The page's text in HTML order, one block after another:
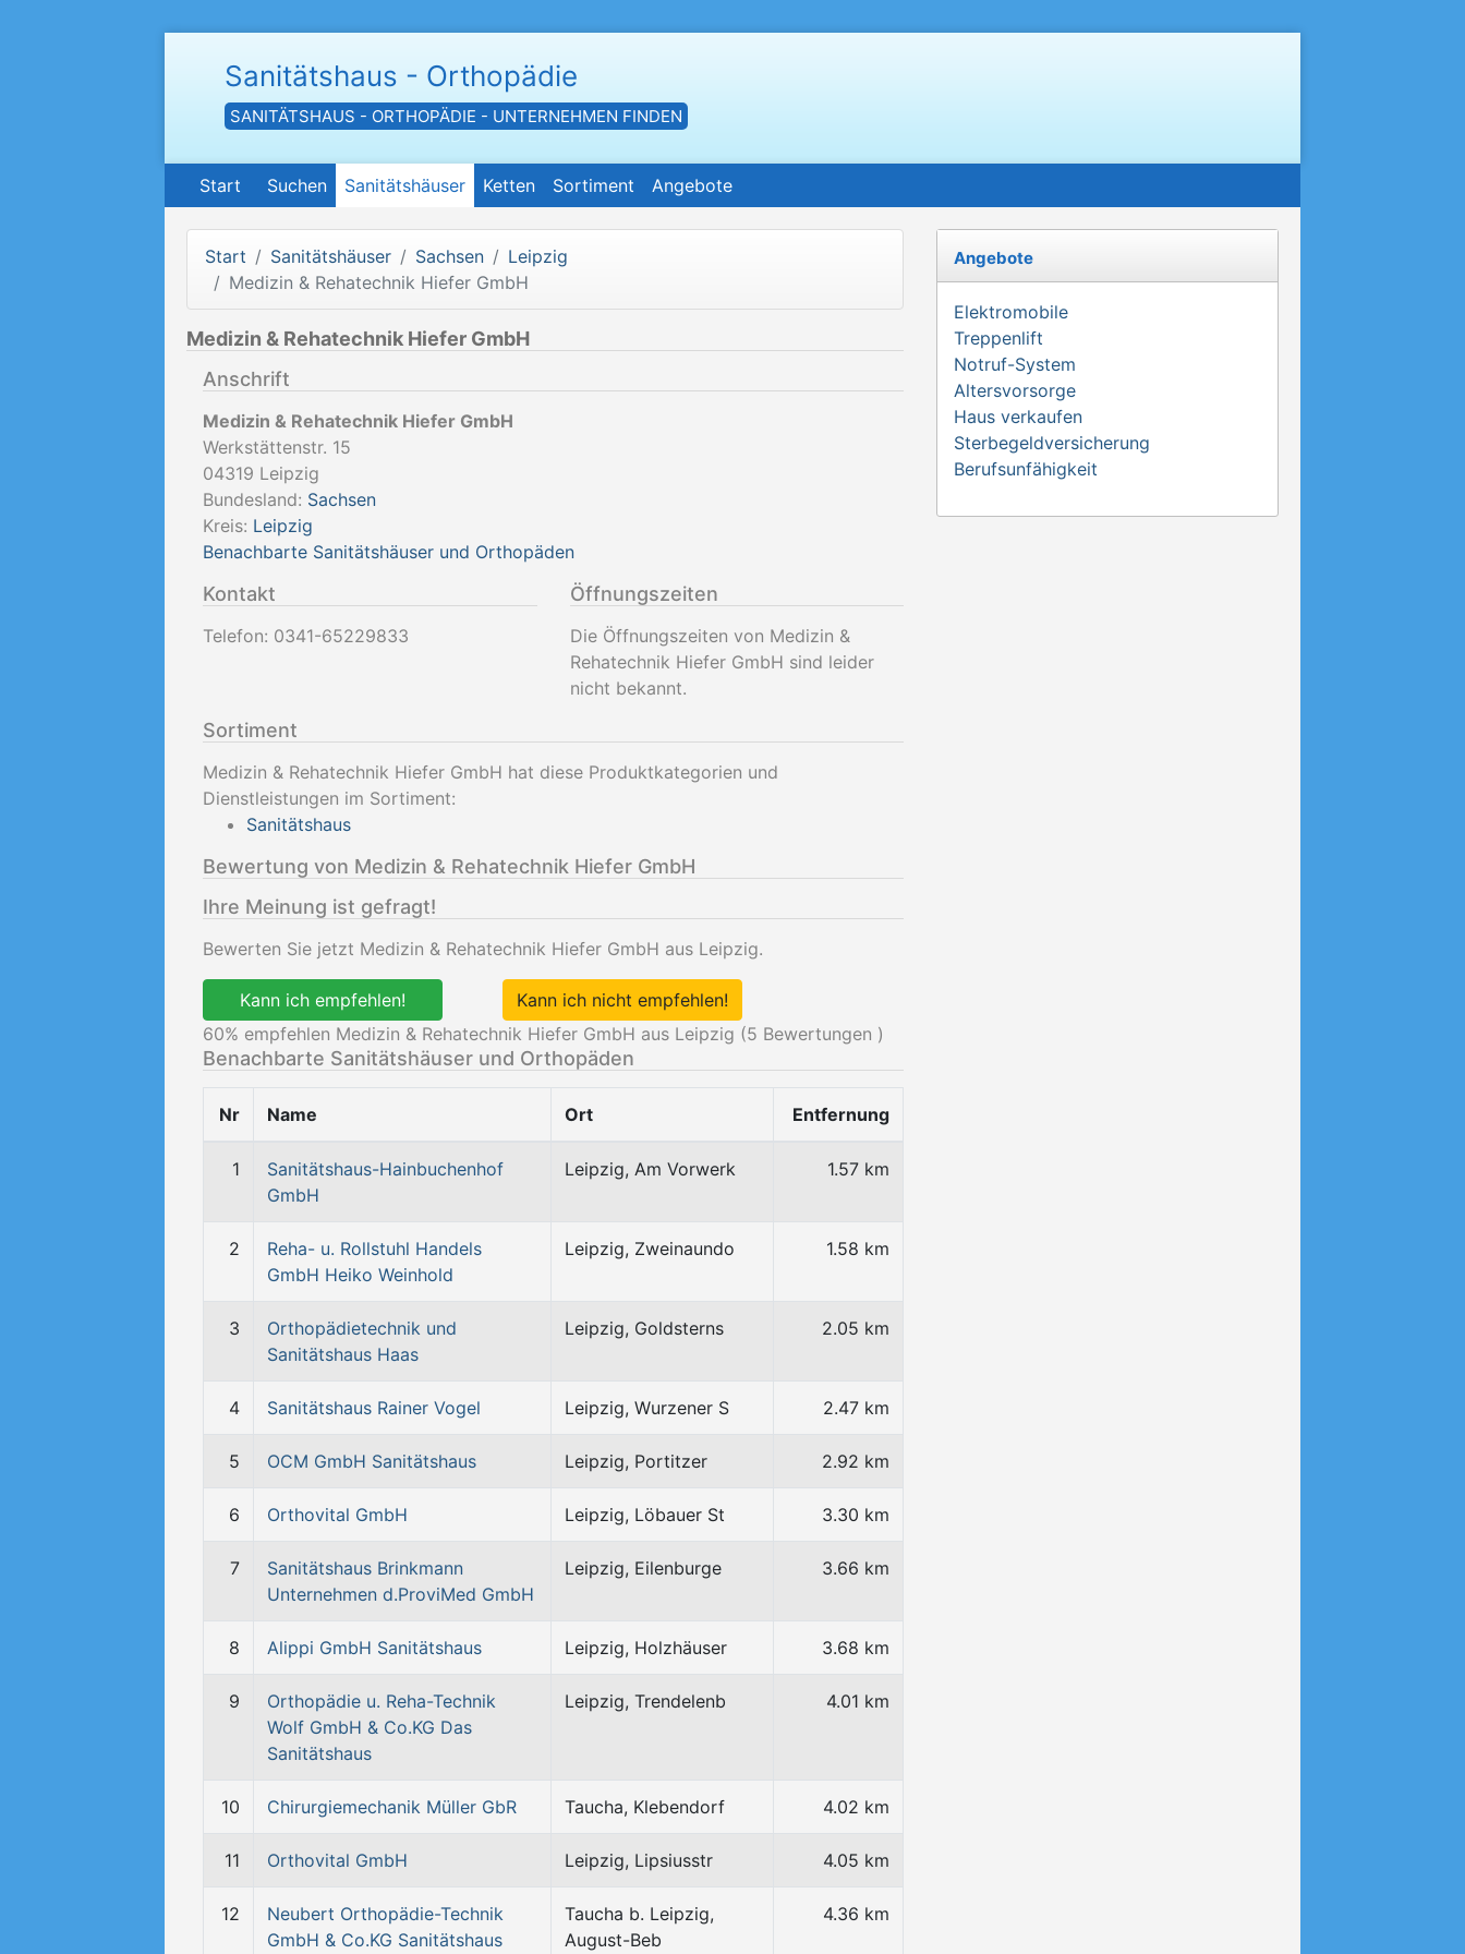
Sanitätshaus - Orthopädie
SANITÄTSHAUS - ORTHOPÄDIE - UNTERNEHMEN FINDEN
Start Suchen Sanitätshäuser Ketten Sortiment Angebote
Start Sanitätshäuser Sachsen
Leipzig
Medizin & Rehatechnik Hiefer GmbH
Medizin & Rehatechnik Hiefer GmbH
Anschrift
Medizin & Rehatechnik Hiefer GmbH
Werkstättenstr. 15
04319 Leipzig
Bundesland: Sachsen
Kreis: Leipzig
Benachbarte Sanitätshäuser und Orthopäden
Kontakt
Telefon: 0341-65229833
Öffnungszeiten
Die Öffnungszeiten von Medizin &
Rehatechnik Hiefer GmbH sind leider
nicht bekannt.
Sortiment
Medizin & Rehatechnik Hiefer GmbH hat diese Produktkategorien und
Dienstleistungen im Sortiment:
Sanitätshaus
Bewertung von Medizin & Rehatechnik Hiefer GmbH
Ihre Meinung ist gefragt!
Bewerten Sie jetzt Medizin & Rehatechnik Hiefer GmbH aus Leipzig.
Kann ich empfehlen!
Kann ich nicht empfehlen!
60% empfehlen Medizin & Rehatechnik Hiefer GmbH aus Leipzig (5 Bewertungen )
Benachbarte Sanitätshäuser und Orthopäden
Nr Name Ort Entfernung
1
Sanitätshaus-Hainbuchenhof
GmbH
Leipzig, Am Vorwerk 1.57 km
2
Reha- u. Rollstuhl Handels
GmbH Heiko Weinhold
Leipzig, Zweinaundo 1.58 km
3
Orthopädietechnik und
Sanitätshaus Haas
Leipzig, Goldsterns 2.05 km
4 Sanitätshaus Rainer Vogel Leipzig, Wurzener S 2.47 km
5 OCM GmbH Sanitätshaus Leipzig, Portitzer 2.92 km
6 Orthovital GmbH Leipzig, Löbauer St 3.30 km
7
Sanitätshaus Brinkmann
Unternehmen d.ProviMed GmbH
Leipzig, Eilenburge 3.66 km
8 Alippi GmbH Sanitätshaus Leipzig, Holzhäuser 3.68 km
9
Orthopädie u. Reha-Technik
Wolf GmbH & Co.KG Das
Sanitätshaus
Leipzig, Trendelenb 4.01 km
10 Chirurgiemechanik Müller GbR Taucha, Klebendorf 4.02 km
11 Orthovital GmbH Leipzig, Lipsiusstr 4.05 km
12
Neubert Orthopädie-Technik
GmbH & Co.KG Sanitätshaus
Taucha b. Leipzig,
August-Beb
4.36 km
Angebote
Elektromobile
Treppenlift
Notruf-System
Altersvorsorge
Haus verkaufen
Sterbegeldversicherung
Berufsunfähigkeit